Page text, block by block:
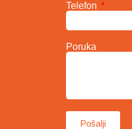
Telefon
Poruka
Pošalji